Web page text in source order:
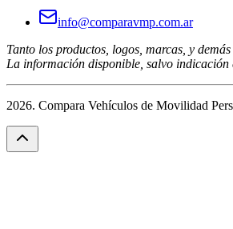
info@comparavmp.com.ar
Tanto los productos, logos, marcas, y
La información disponible, salvo
2026. Compara Vehículos de Movilidad